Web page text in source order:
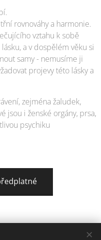
rovnováhy a harmonie.
vztahu k sobě
a v dospělém věku si
samy - nemusíme ji
projevy této lásky a
zejména žaludek,
jsou i ženské orgány, prsa,
psychiku